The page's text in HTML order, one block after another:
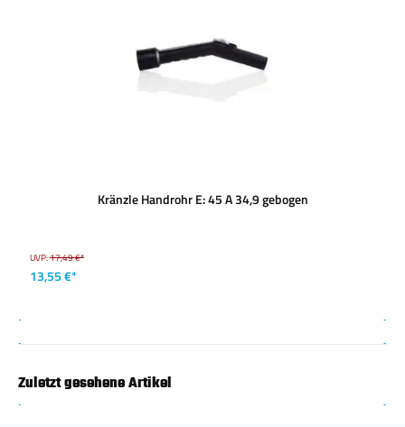
Kränzle Handrohr E: 45 A 34,9 gebogen
UVP:17,49 €*
13,55 €*
Zuletzt gesehene Artikel